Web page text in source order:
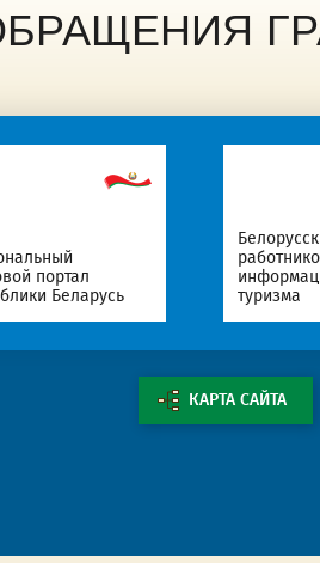
портал
Беларусь
туризма
КАРТА САЙТА